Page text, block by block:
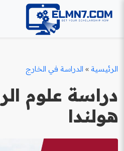
الرئيسية » الدراسة في الخارج
دراسة علوم
هولندا